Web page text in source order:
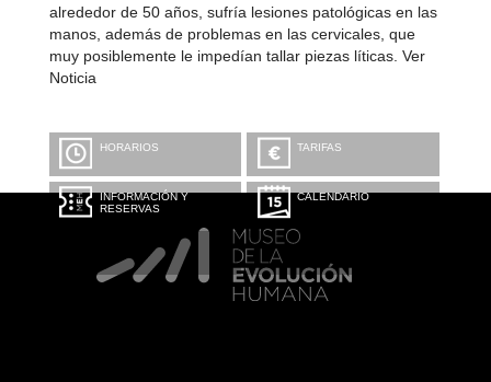
alrededor de 50 años, sufría lesiones patológicas en las
manos, además de problemas en las cervicales, que
muy posiblemente le impedían tallar piezas líticas. Ver
Noticia
HORARIOS TARIFAS
INFORMACIÓN Y
RESERVAS
CALENDARIO